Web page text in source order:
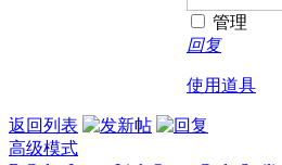
管理
回复
使用道具
返回列表
高级模式